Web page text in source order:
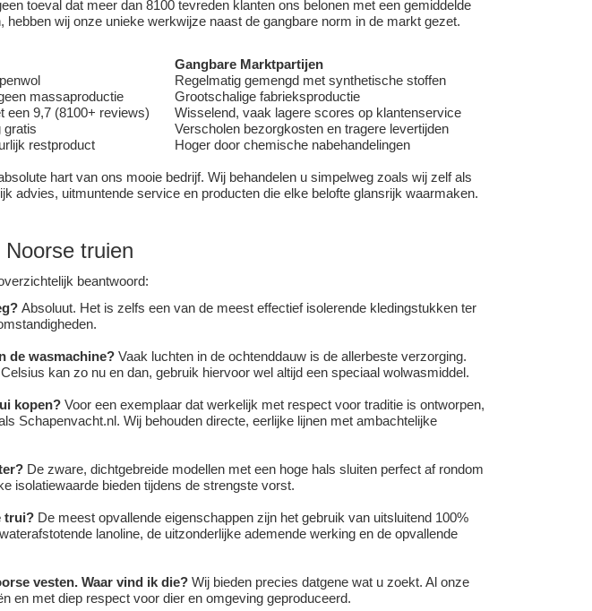
toeval dat meer dan 8100 tevreden klanten ons belonen met een gemiddelde
wij onze unieke werkwijze naast de gangbare norm in de markt gezet.
Gangbare Marktpartijen
Regelmatig gemengd met synthetische stoffen
massaproductie
Grootschalige fabrieksproductie
een 9,7 (8100+ reviews)
Wisselend, vaak lagere scores op klantenservice
gratis
Verscholen bezorgkosten en tragere levertijden
restproduct Hoger door chemische nabehandelingen
hart van ons mooie bedrijf. Wij behandelen u simpelweg zoals wij zelf als
advies, uitmuntende service en producten die elke belofte glansrijk waarmaken.
truien
beantwoord:
Absoluut. Het is zelfs een van de meest effectief isolerende kledingstukken ter
de wasmachine? Vaak luchten in de ochtenddauw is de allerbeste verzorging.
kan zo nu en dan, gebruik hiervoor wel altijd een speciaal wolwasmiddel.
kopen? Voor een exemplaar dat werkelijk met respect voor traditie is ontworpen,
Schapenvacht.nl. Wij behouden directe, eerlijke lijnen met ambachtelijke
De zware, dichtgebreide modellen met een hoge hals sluiten perfect af rondom
isolatiewaarde bieden tijdens de strengste vorst.
trui? De meest opvallende eigenschappen zijn het gebruik van uitsluitend 100%
lanoline, de uitzonderlijke ademende werking en de opvallende
vesten. Waar vind ik die? Wij bieden precies datgene wat u zoekt. Al onze
en met diep respect voor dier en omgeving geproduceerd.